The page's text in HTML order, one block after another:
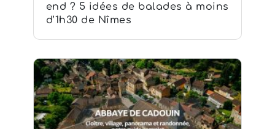
end ? 5 idées de balades à moins
d’1h30 de Nîmes